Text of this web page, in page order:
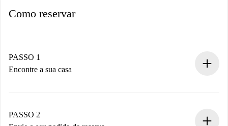
Como reservar
PASSO 1
Encontre a sua casa
Você tem todas as informações necessárias
PASSO 2